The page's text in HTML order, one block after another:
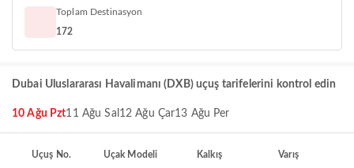
Toplam Destinasyon
172
Dubai Uluslararası Havalimanı (DXB) uçuş tarifelerini kontrol edin
10 Ağu Pzt11 Ağu Sal 12 Ağu Çar13 Ağu Per
Uçuş No. Uçak Modeli Kalkış Varış